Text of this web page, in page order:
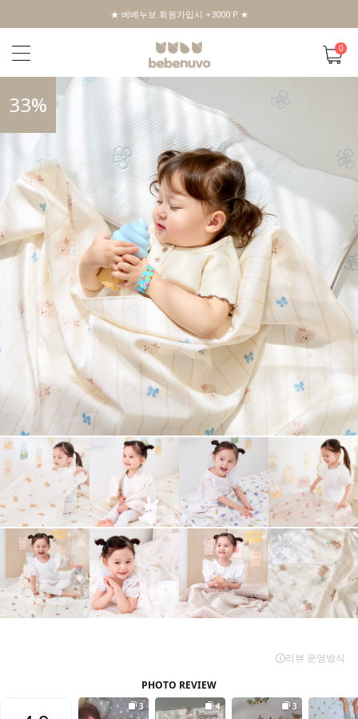
★ 베베누보 회원가입시 +3000 P ★
0
33%